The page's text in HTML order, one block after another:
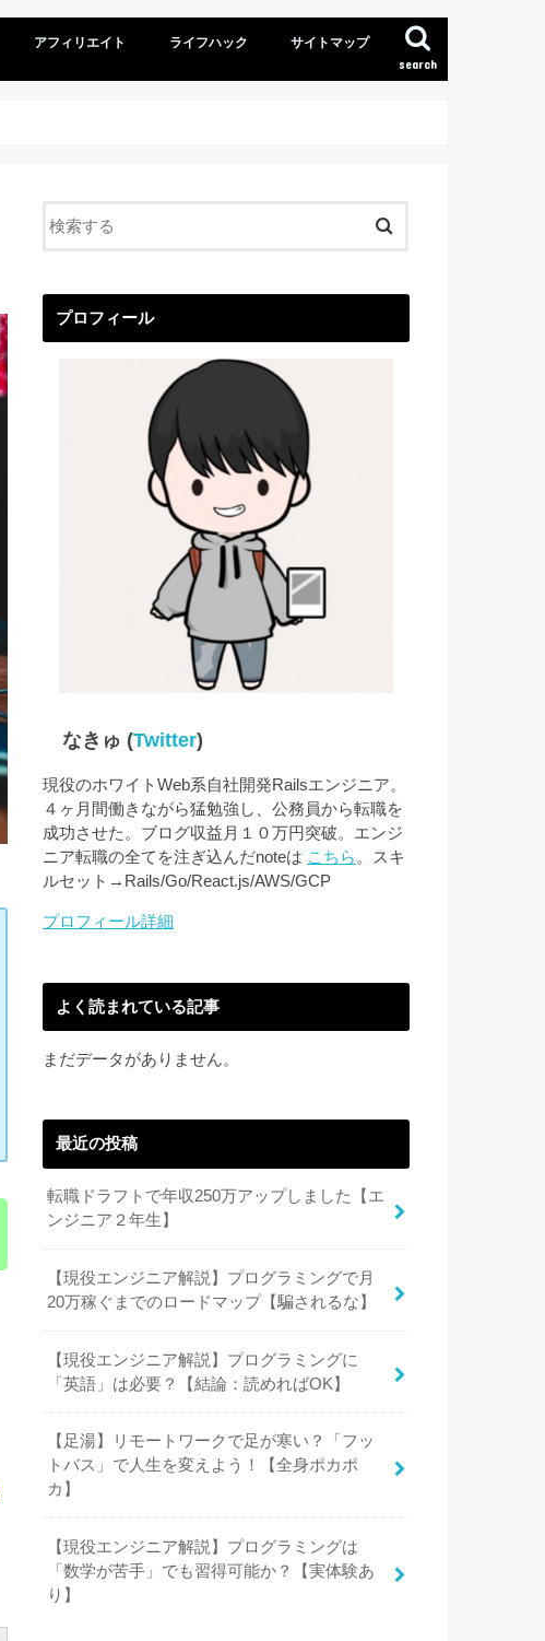
search
アフィリエイト ライフハック サイトマップ
プロフィール
なきゅ (Twitter)
現役のホワイトWeb系自社開発Railsエンジニア。
４ヶ月間働きながら猛勉強し、公務員から転職を
成功させた。ブログ収益月１０万円突破。エンジ
ニア転職の全てを注ぎ込んだnoteは こちら。スキ
ルセット→Rails/Go/React.js/AWS/GCP
プロフィール詳細
よく読まれている記事
まだデータがありません。
最近の投稿
転職ドラフトで年収250万アップしました【エ
ンジニア２年生】
【現役エンジニア解説】プログラミングで月
20万稼ぐまでのロードマップ【騙されるな】
【現役エンジニア解説】プログラミングに
「英語」は必要？【結論：読めればOK】
【足湯】リモートワークで足が寒い？「フッ
トバス」で人生を変えよう！【全身ポカポ
カ】
【現役エンジニア解説】プログラミングは
「数学が苦手」でも習得可能か？【実体験あ
り】